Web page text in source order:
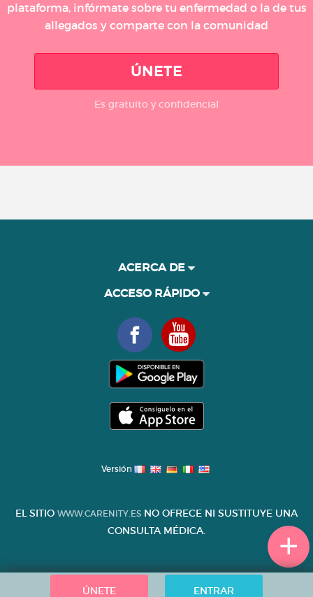
plataforma, infórmate sobre tu enfermedad o la de tus
allegados y comparte con la comunidad
ÚNETE
Es gratuito y confidencial
ÚNETE ENTRAR
ACERCA DE
ACCESO RÁPIDO
Versión
EL SITIO WWW.CARENITY.ES NO OFRECE NI SUSTITUYE UNA
CONSULTA MÉDICA.